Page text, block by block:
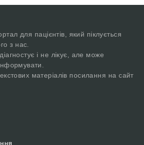
для пацієнтів, який піклується
з нас.
і не лікує, але може
матеріалів посилання на сайт